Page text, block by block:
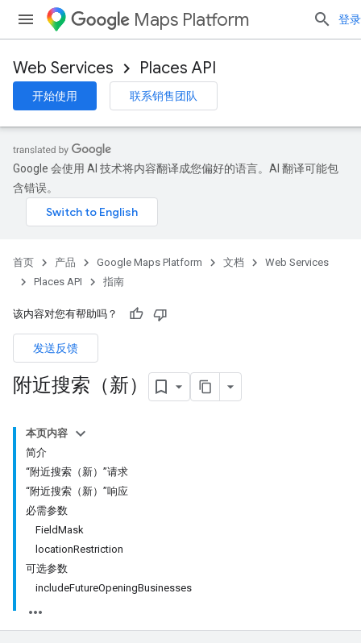
Maps Platform 登录
Web Services Places API
开始使用 联系销售团队
Google 会使用 AI 技术将内容翻译成您偏好的语言。AI 翻译可能包
含错误。
首页 产品 Google Maps Platform 文档
Web Services
Places API
指南
该内容对您有帮助吗？
发送反馈
附近搜索（新）
本页内容
简介
“附近搜索（新）”请求
“附近搜索（新）”响应
必需参数
FieldMask
locationRestriction
可选参数
includeFutureOpeningBusinesses